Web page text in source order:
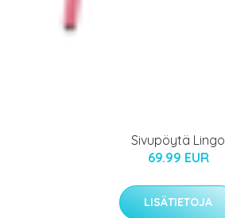
Sivupöytä Lingo
69.99 EUR
LISÄTIETOJA